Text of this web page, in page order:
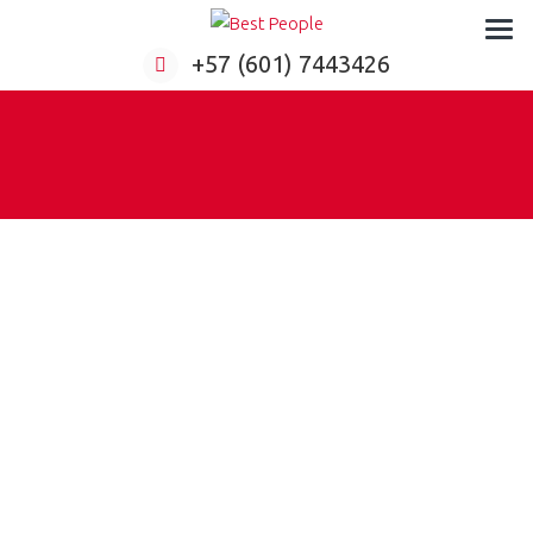
Formación virtual para empresas
+57 (601) 7443426